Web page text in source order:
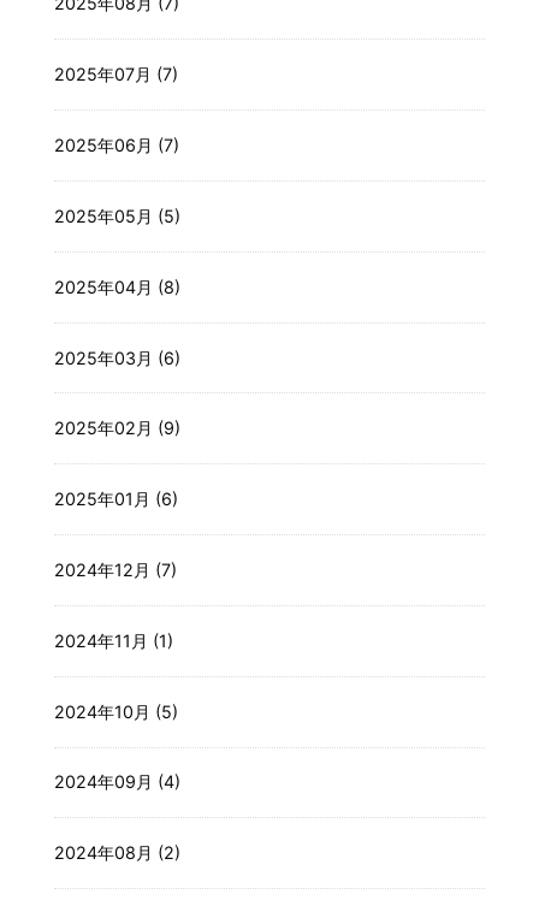
2025年07月 (7)
2025年06月 (7)
2025年05月 (5)
2025年04月 (8)
2025年03月 (6)
2025年02月 (9)
2025年01月 (6)
2024年12月 (7)
2024年11月 (1)
2024年10月 (5)
2024年09月 (4)
2024年08月 (2)